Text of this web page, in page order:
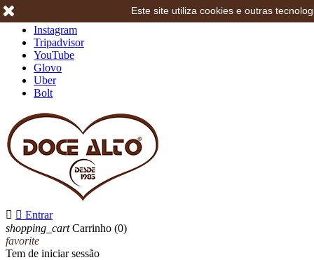
Instagram
Tripadvisor
YouTube
Glovo
Uber
Bolt
  Entrar
shopping_cart Carrinho (0)
favorite
Tem de iniciar sessão
Este site utiliza cookies e outras